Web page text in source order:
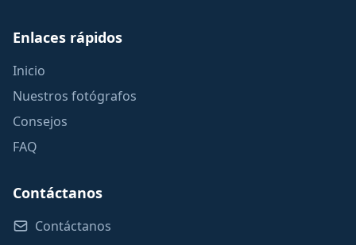
Enlaces rápidos
Inicio
Nuestros fotógrafos
Consejos
FAQ
Contáctanos
Contáctanos